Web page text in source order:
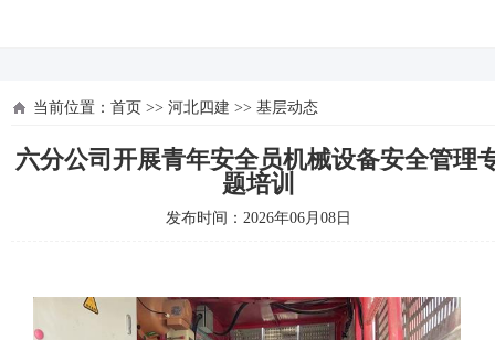
当前位置： 首页 >> 河北四建 >> 基层动态
六分公司开展青年安全员机械设备安全管理
题培训
发布时间：2026年06月08日